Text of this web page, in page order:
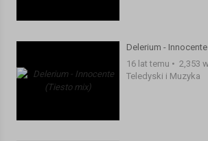
Delerium -
16 lat temu • 2,353
Teledyski i Muzyka